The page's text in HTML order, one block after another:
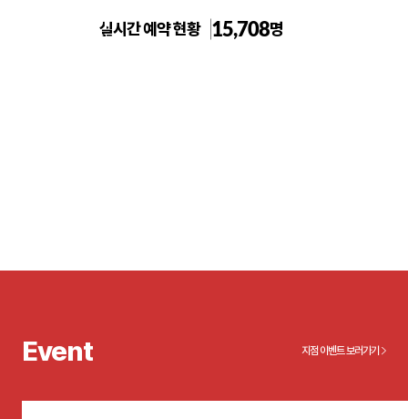
톡스앤필의원 천안신부점
실시간 예약 현황 15,708명
Event 지점 이벤트 보러가기